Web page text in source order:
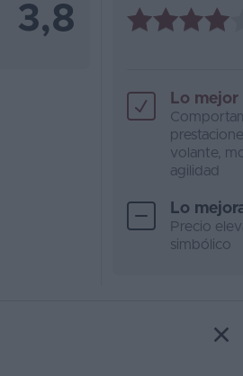
3,8
Lo mejor
volante,
agilidad
Lo
Precio
simbólico